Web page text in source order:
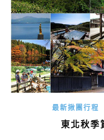
最新揪團行程
東北秋季